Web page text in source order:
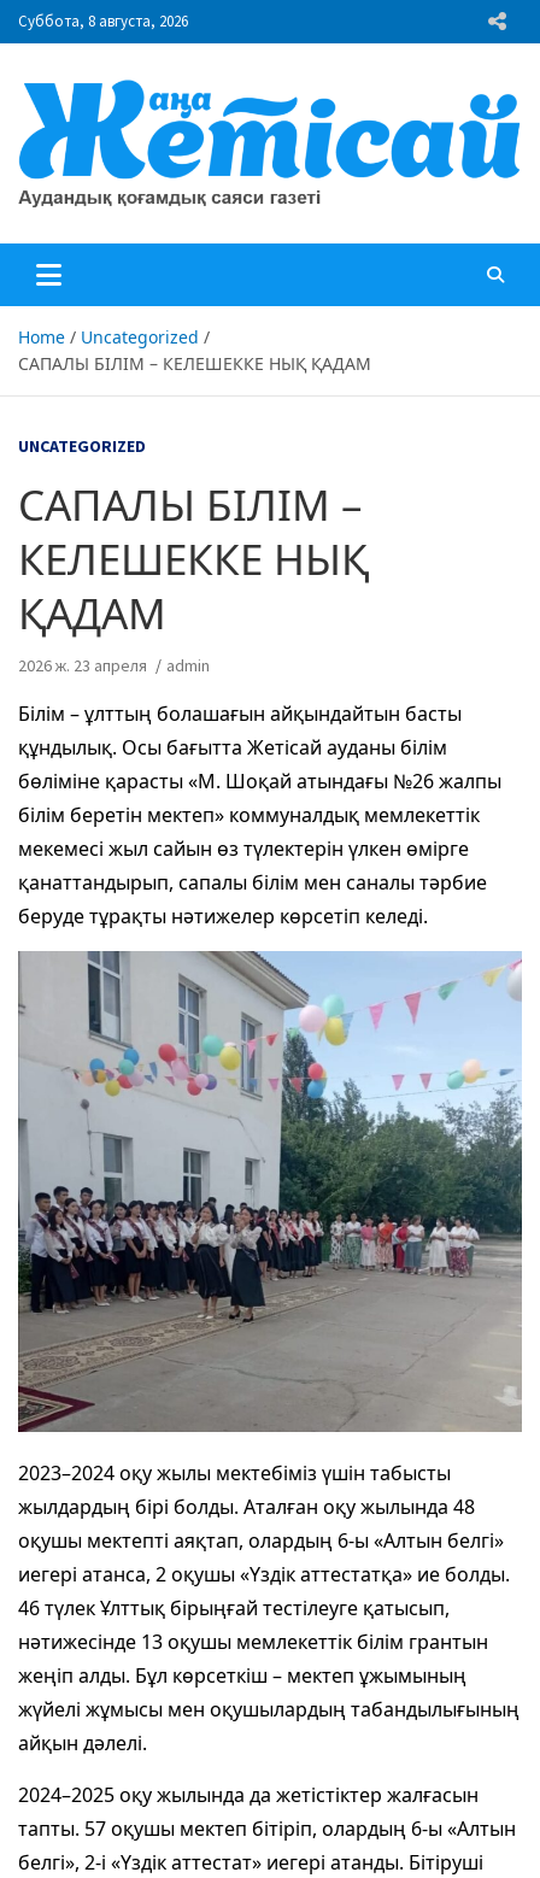
Skip
to
Суббота, 8 августа, 2026
"Жаңа Жетісай" газеті
Home
Uncategorized
САПАЛЫ БІЛІМ – КЕЛЕШЕККЕ НЫҚ ҚАДАМ
UNCATEGORIZED
САПАЛЫ БІЛІМ –
КЕЛЕШЕККЕ НЫҚ
ҚАДАМ
2026 ж. 23 апреля admin
Білім – ұлттың болашағын айқындайтын басты
құндылық. Осы бағытта Жетісай ауданы білім
бөліміне қарасты «М. Шоқай атындағы №26 жалпы
білім беретін мектеп» коммуналдық мемлекеттік
мекемесі жыл сайын өз түлектерін үлкен өмірге
қанаттандырып, сапалы білім мен саналы тәрбие
беруде тұрақты нәтижелер көрсетіп келеді.
2023–2024 оқу жылы мектебіміз үшін табысты
жылдардың бірі болды. Аталған оқу жылында 48
оқушы мектепті аяқтап, олардың 6-ы «Алтын белгі»
иегері атанса, 2 оқушы «Үздік аттестатқа» ие болды.
46 түлек Ұлттық бірыңғай тестілеуге қатысып,
нәтижесінде 13 оқушы мемлекеттік білім грантын
жеңіп алды. Бұл көрсеткіш – мектеп ұжымының
жүйелі жұмысы мен оқушылардың табандылығының
айқын дәлелі.
2024–2025 оқу жылында да жетістіктер жалғасын
тапты. 57 оқушы мектеп бітіріп, олардың 6-ы «Алтын
белгі», 2-і «Үздік аттестат» иегері атанды. Бітіруші